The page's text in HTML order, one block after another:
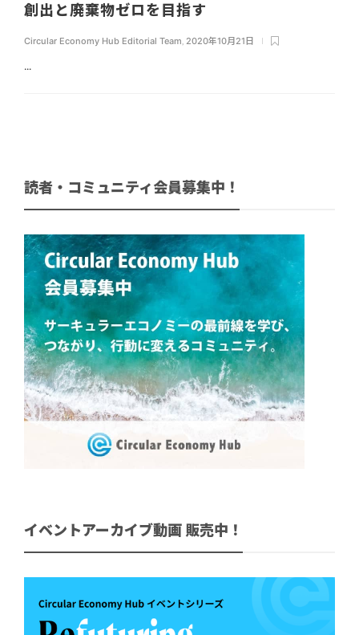
創出と廃棄物ゼロを目指す
Circular Economy Hub Editorial Team 2020年10月21日
...
読者・コミュニティ会員募集中！
イベントアーカイブ動画 販売中！